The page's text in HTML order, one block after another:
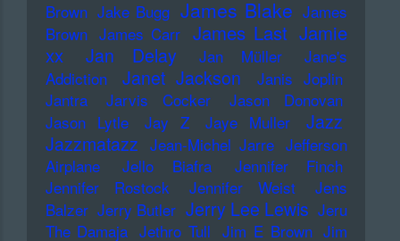
Brown Jake Bugg James Blake James
Brown James Carr James Last Jamie
xx
Jan Delay Jan Müller
Jane's
Addiction
Janet Jackson
Janis Joplin
Jantra
Jarvis Cocker
Jason Donovan
Jason Lytle
Jay Z Jaye Muller
Jazz
Jazzmatazz Jean-Michel Jarre Jefferson
Airplane
Jello Biafra
Jennifer Finch
Jennifer Rostock
Jennifer Weist
Jens
Balzer Jerry Butler Jerry Lee Lewis Jeru
The Damaja Jethro Tull Jim E Brown Jim